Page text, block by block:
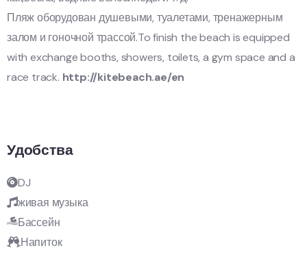
Пляж оборудован душевыми, туалетами, тренажерным
залом и гоночной трассой.To finish the beach is equipped
with exchange booths, showers, toilets, a gym space and a
race track. http://kitebeach.ae/en
Удобства
DJ
живая музыка
Бассейн
Напиток